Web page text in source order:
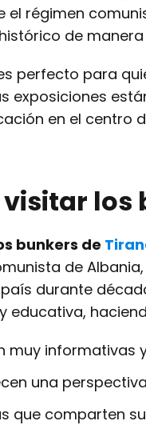
el régimen
de
perfecto para
exposiciones
en el centro
los
bunkers de
de
durante
educativa,
muy informativas
una
que comparten